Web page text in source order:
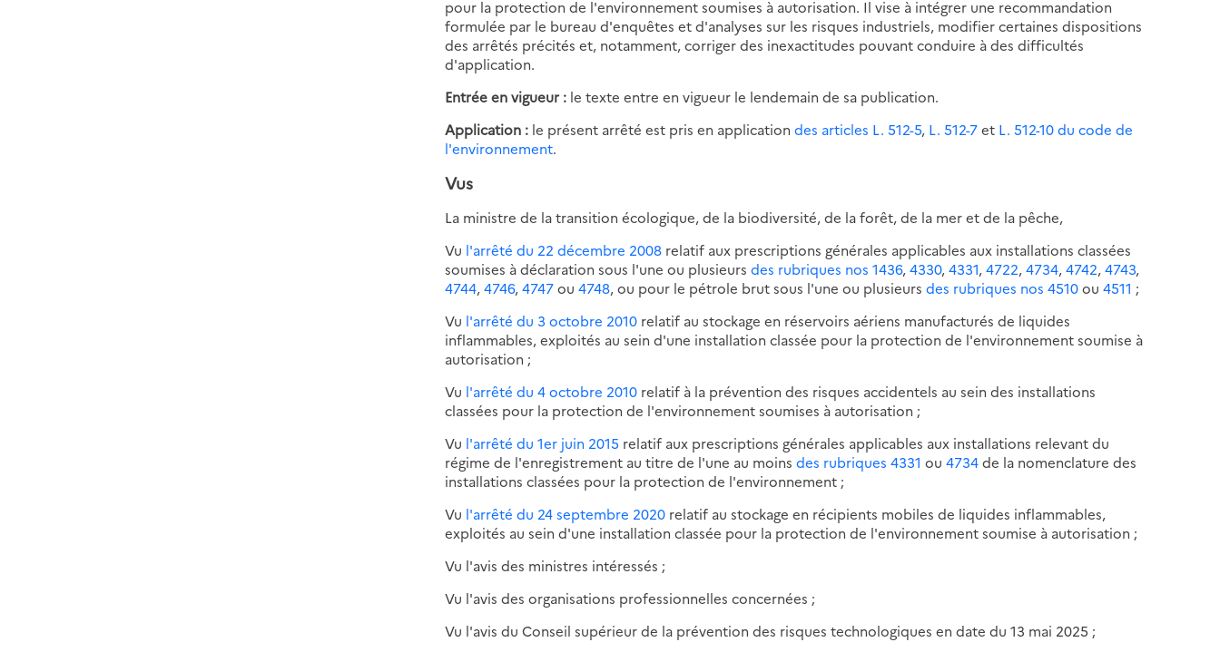
pour la protection de l'environnement soumises à autorisation. Il vise à intégrer une recommandation
formulée par le bureau d'enquêtes et d'analyses sur les risques industriels, modifier certaines dispositions
des arrêtés précités et, notamment, corriger des inexactitudes pouvant conduire à des difficultés
d'application.
Entrée en vigueur : le texte entre en vigueur le lendemain de sa publication.
Application : le présent arrêté est pris en applicationdes articles L. 512-5, L. 512-7et L. 512-10 du code de
l'environnement.
Vus
La ministre de la transition écologique, de la biodiversité, de la forêt, de la mer et de la pêche,
Vu l'arrêté du 22 décembre 2008 relatif aux prescriptions générales applicables aux installations classées
soumises à déclaration sous l'une ou plusieursdes rubriques nos 1436,4330,4331,4722,4734,4742,4743,
4744,4746,4747ou4748, ou pour le pétrole brut sous l'une ou plusieursdes rubriques nos 4510ou4511 ;
Vu l'arrêté du 3 octobre 2010 relatif au stockage en réservoirs aériens manufacturés de liquides
inflammables, exploités au sein d'une installation classée pour la protection de l'environnement soumise à
autorisation ;
Vu l'arrêté du 4 octobre 2010 relatif à la prévention des risques accidentels au sein des installations
classées pour la protection de l'environnement soumises à autorisation ;
Vu l'arrêté du 1er juin 2015 relatif aux prescriptions générales applicables aux installations relevant du
régime de l'enregistrement au titre de l'une au moinsdes rubriques 4331 ou4734de la nomenclature des
installations classées pour la protection de l'environnement ;
Vu l'arrêté du 24 septembre 2020 relatif au stockage en récipients mobiles de liquides inflammables,
exploités au sein d'une installation classée pour la protection de l'environnement soumise à autorisation ;
Vu l'avis des ministres intéressés ;
Vu l'avis des organisations professionnelles concernées ;
Vu l'avis du Conseil supérieur de la prévention des risques technologiques en date du 13 mai 2025 ;